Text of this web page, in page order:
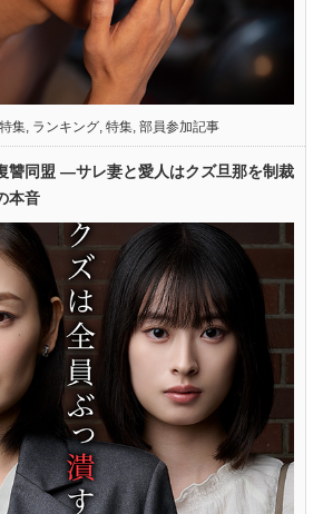
集, ランキング, 特集, 部員参加記事
讐同盟 —サレ妻と愛人はクズ旦那を制裁
本音